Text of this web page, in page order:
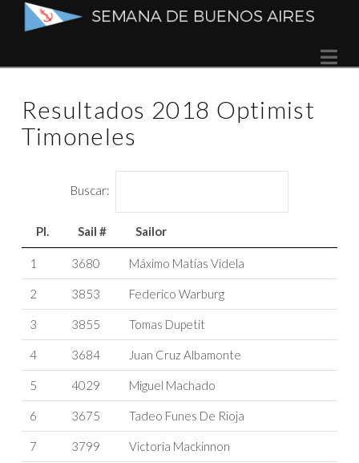
Semana
de
Buenos
Aires
Resultados 2018 Optimist
Timoneles
Buscar:
Pl. Sail #
Sailor
1 3680 Máximo Matías Videla
2 3853 Federico Warburg
3 3855 Tomas Dupetit
4 3684 Juan Cruz Albamonte
5 4029 Miguel Machado
6 3675 Tadeo Funes De Rioja
7 3799 Victoria Mackinnon